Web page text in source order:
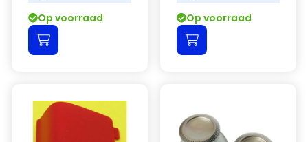
Op voorraad Op voorraad